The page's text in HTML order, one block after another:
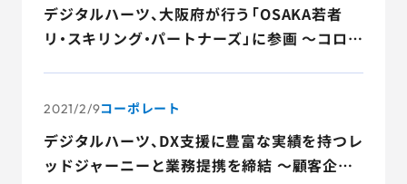
サービスお問い合わせ専用番号
03-6865-4864
デジタルハーツ、大阪府が行う「OSAKA若者
リ・スキリング・パートナーズ」に参画 ～コロナ
2021/2/9コーポレート
デジタルハーツ、DX支援に豊富な実績を持つレ
ッドジャーニーと業務提携を締結 ～顧客企業